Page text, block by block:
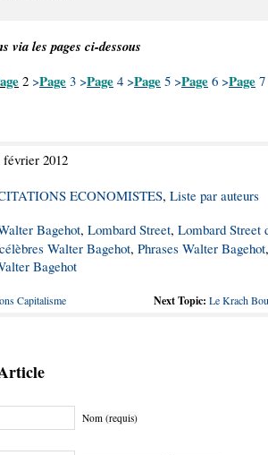
via les pages ci-dessous
2 >Page 3 >Page 4 >Page 5 >Page 6 >Page 7
février 2012
ECONOMISTES, Liste par auteurs
Bagehot, Lombard Street, Lombard Street
Walter Bagehot, Phrases Walter Bagehot
Bagehot
Capitalisme Next Topic: Le Krach
Nom (requis)